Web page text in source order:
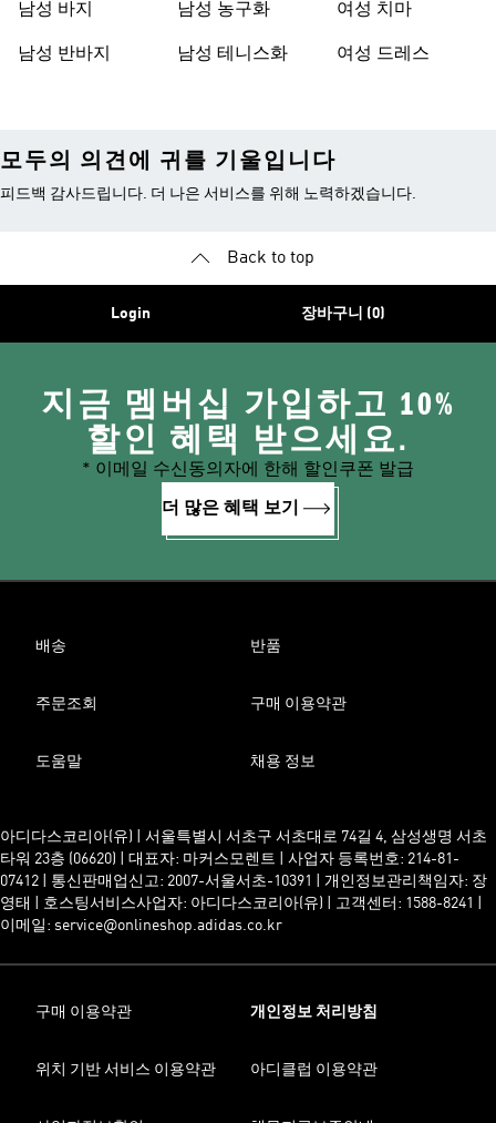
남성 바지
남성 반바지
남성 농구화
남성 테니스화
여성 치마
여성 드레스
모두의 의견에 귀를 기울입니다
피드백 감사드립니다. 더 나은 서비스를 위해 노력하겠습니다.
Back to top
Login 장바구니 (0)
지금 멤버십 가입하고 10%
할인 혜택 받으세요.
* 이메일 수신동의자에 한해 할인쿠폰 발급
더 많은 혜택 보기
배송 반품
주문조회 구매 이용약관
도움말 채용 정보
아디다스코리아(유) | 서울특별시 서초구 서초대로 74길 4, 삼성생명 서초
타워 23층 (06620) | 대표자: 마커스모렌트 | 사업자 등록번호: 214-81-
07412 | 통신판매업신고: 2007-서울서초-10391 | 개인정보관리책임자: 장
영태 | 호스팅서비스사업자: 아디다스코리아(유) | 고객센터: 1588-8241 |
이메일: service@onlineshop.adidas.co.kr
구매 이용약관 개인정보 처리방침
위치 기반 서비스 이용약관 아디클럽 이용약관